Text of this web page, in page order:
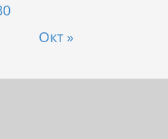
Окт »